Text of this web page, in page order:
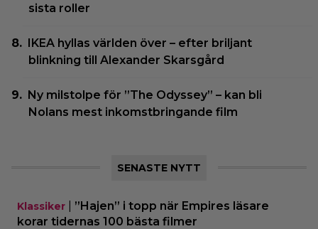
sista roller
IKEA hyllas världen över – efter briljant
blinkning till Alexander Skarsgård
Ny milstolpe för ”The Odyssey” – kan bli
Nolans mest inkomstbringande film
SENASTE NYTT
Klassiker
”Hajen” i topp när Empires läsare
korar tidernas 100 bästa filmer